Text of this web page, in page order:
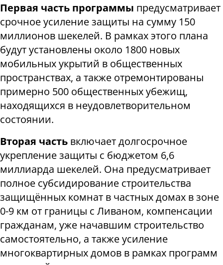
Первая часть программы предусматривает
срочное усиление защиты на сумму 150
миллионов шекелей. В рамках этого плана
будут установлены около 1800 новых
мобильных укрытий в общественных
пространствах, а также отремонтированы
примерно 500 общественных убежищ,
находящихся в неудовлетворительном
состоянии.
Вторая часть включает долгосрочное
укрепление защиты с бюджетом 6,6
миллиарда шекелей. Она предусматривает
полное субсидирование строительства
защищённых комнат в частных домах в зоне
0-9 км от границы с Ливаном, компенсации
гражданам, уже начавшим строительство
самостоятельно, а также усиление
многоквартирных домов в рамках программ